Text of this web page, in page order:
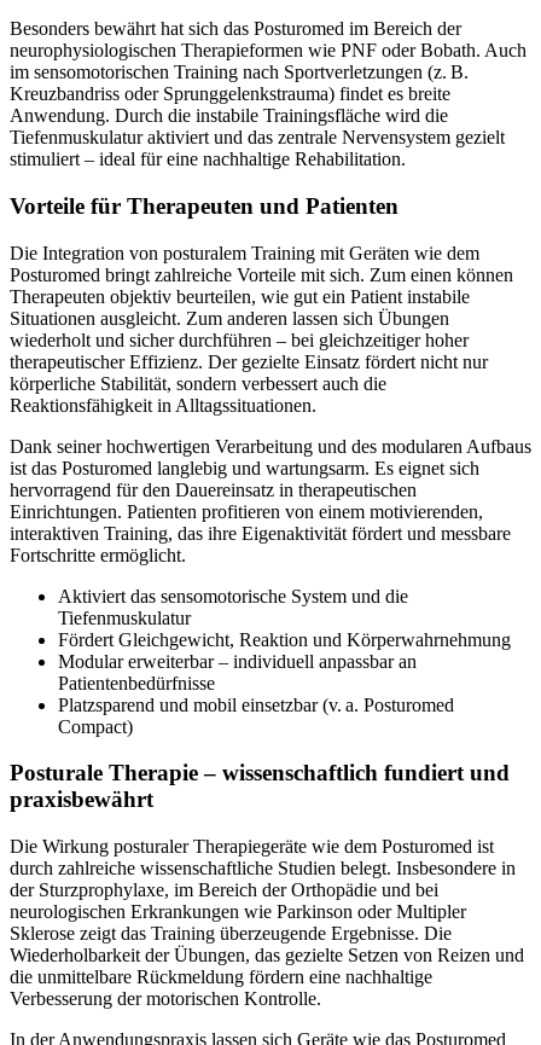
Besonders bewährt hat sich das Posturomed im Bereich der
neurophysiologischen Therapieformen wie PNF oder Bobath. Auch
im sensomotorischen Training nach Sportverletzungen (z. B.
Kreuzbandriss oder Sprunggelenkstrauma) findet es breite
Anwendung. Durch die instabile Trainingsfläche wird die
Tiefenmuskulatur aktiviert und das zentrale Nervensystem gezielt
stimuliert – ideal für eine nachhaltige Rehabilitation.
Vorteile für Therapeuten und Patienten
Die Integration von posturalem Training mit Geräten wie dem
Posturomed bringt zahlreiche Vorteile mit sich. Zum einen können
Therapeuten objektiv beurteilen, wie gut ein Patient instabile
Situationen ausgleicht. Zum anderen lassen sich Übungen
wiederholt und sicher durchführen – bei gleichzeitiger hoher
therapeutischer Effizienz. Der gezielte Einsatz fördert nicht nur
körperliche Stabilität, sondern verbessert auch die
Reaktionsfähigkeit in Alltagssituationen.
Dank seiner hochwertigen Verarbeitung und des modularen Aufbaus
ist das Posturomed langlebig und wartungsarm. Es eignet sich
hervorragend für den Dauereinsatz in therapeutischen
Einrichtungen. Patienten profitieren von einem motivierenden,
interaktiven Training, das ihre Eigenaktivität fördert und messbare
Fortschritte ermöglicht.
Aktiviert das sensomotorische System und die
Tiefenmuskulatur
Fördert Gleichgewicht, Reaktion und Körperwahrnehmung
Modular erweiterbar – individuell anpassbar an
Patientenbedürfnisse
Platzsparend und mobil einsetzbar (v. a. Posturomed
Compact)
Posturale Therapie – wissenschaftlich fundiert und
praxisbewährt
Die Wirkung posturaler Therapiegeräte wie dem Posturomed ist
durch zahlreiche wissenschaftliche Studien belegt. Insbesondere in
der Sturzprophylaxe, im Bereich der Orthopädie und bei
neurologischen Erkrankungen wie Parkinson oder Multipler
Sklerose zeigt das Training überzeugende Ergebnisse. Die
Wiederholbarkeit der Übungen, das gezielte Setzen von Reizen und
die unmittelbare Rückmeldung fördern eine nachhaltige
Verbesserung der motorischen Kontrolle.
In der Anwendungspraxis lassen sich Geräte wie das Posturomed